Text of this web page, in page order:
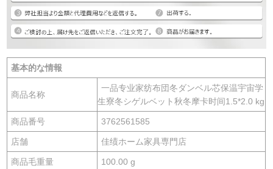
基本的な情報
商品名称
一品专业家纺布団冬ダンベル芯保温宇宙学
生寮冬シゲルベット秋冬摩卡时间1.5*2.0 kg
商品番号 3762561585
店舗 佳绩ホーム家具専門店
商品毛重量 100.00 g